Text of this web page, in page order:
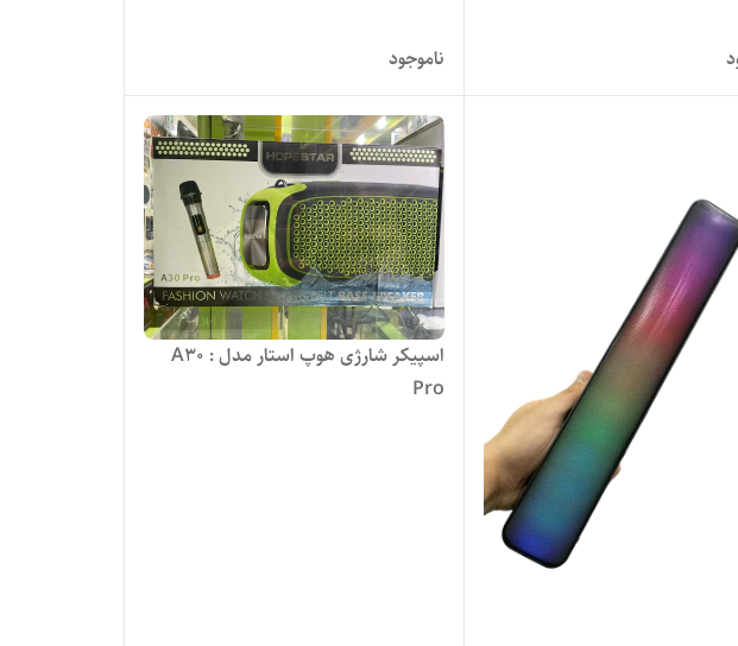
ناموجود
اسپیکر شارژی هوپ استار مدل : A30
Pro